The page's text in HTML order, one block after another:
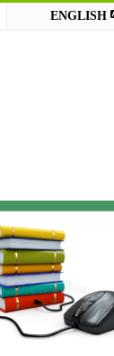
ENGLISH